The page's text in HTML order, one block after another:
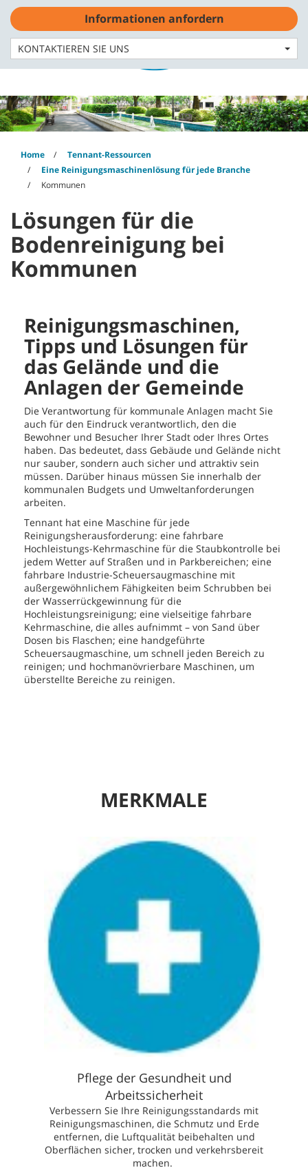
Skip
content
Skip
navigation
menu
Deutsch - DE
Home
Tennant-Ressourcen
Eine Reinigungsmaschinenlösung für jede Branche
Kommunen
Lösungen für die
Bodenreinigung bei
Kommunen
Reinigungsmaschinen,
Tipps und Lösungen für
das Gelände und die
Anlagen der Gemeinde
Die Verantwortung für kommunale Anlagen macht Sie
auch für den Eindruck verantwortlich, den die
Bewohner und Besucher Ihrer Stadt oder Ihres Ortes
haben. Das bedeutet, dass Gebäude und Gelände nicht
nur sauber, sondern auch sicher und attraktiv sein
müssen. Darüber hinaus müssen Sie innerhalb der
kommunalen Budgets und Umweltanforderungen
arbeiten.
Tennant hat eine Maschine für jede
Reinigungsherausforderung: eine fahrbare
Hochleistungs-Kehrmaschine für die Staubkontrolle bei
jedem Wetter auf Straßen und in Parkbereichen; eine
fahrbare Industrie-Scheuersaugmaschine mit
außergewöhnlichem Fähigkeiten beim Schrubben bei
der Wasserrückgewinnung für die
Hochleistungsreinigung; eine vielseitige fahrbare
Kehrmaschine, die alles aufnimmt – von Sand über
Dosen bis Flaschen; eine handgeführte
Scheuersaugmaschine, um schnell jeden Bereich zu
reinigen; und hochmanövrierbare Maschinen, um
überstellte Bereiche zu reinigen.
Informationen anfordern
KONTAKTIEREN SIE UNS
MERKMALE
Pflege der Gesundheit und
Arbeitssicherheit
Verbessern Sie Ihre Reinigungsstandards mit
Reinigungsmaschinen, die Schmutz und Erde
entfernen, die Luftqualität beibehalten und
Oberflächen sicher, trocken und verkehrsbereit
machen.